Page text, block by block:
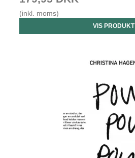
(inkl. moms)
VIS PRODUKT